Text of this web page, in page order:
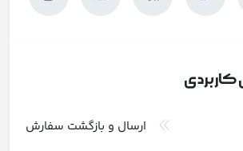
ارسال و بازگشت سفارش